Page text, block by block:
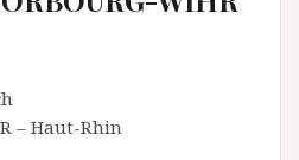
– Haut-Rhin